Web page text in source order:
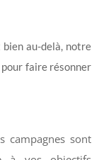
au-delà, notre
faire résonner
campagnes sont